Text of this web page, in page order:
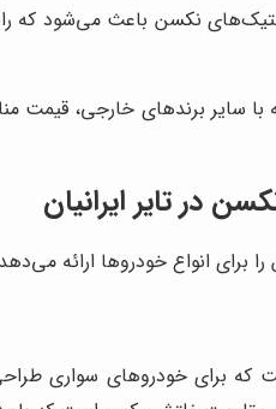
نکسن باعث می‌شود که
سایر برندهای خارجی، قیمت
در تایر ایرانیان
برای انواع خودروها ارائه